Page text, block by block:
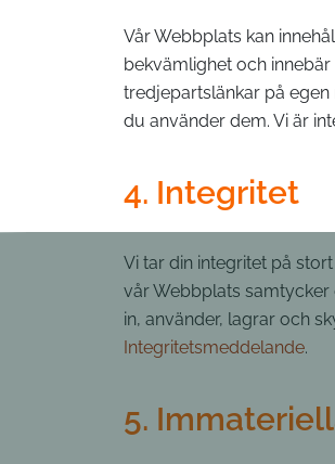
Vår Webbplats kan
bekvämlighet och
tredjepartslänkar på
du använder dem. Vi är
4. Integritet
Vi tar din integritet på
vår Webbplats
in, använder, lagrar och
Integritetsmeddelande.
5.